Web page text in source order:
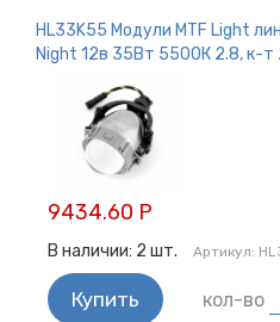
HL33K55 Модули MTF Light
Night 12в 35Вт 5500К 2.8, к-
9434.60 Р
В наличии: 2 шт. Артикул:
Купить кол-во